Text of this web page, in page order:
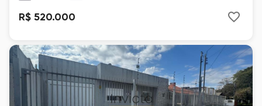
R$ 520.000